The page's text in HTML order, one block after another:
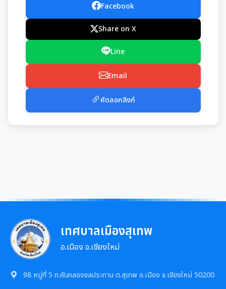
Facebook
Share on X
Line
Email
คัดลอกลิงก์
เทศบาลเมืองสุเทพ
อ.เมือง จ.เชียงใหม่
98 หมู่ที่ 5 ถ.คันคลองชลประทาน ต.สุเทพ อ.เมือง จ.เชียงใหม่ 50200